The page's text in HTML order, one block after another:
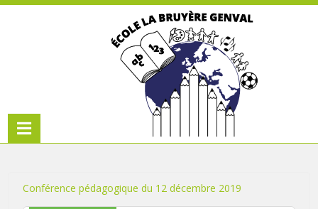
Conférence pédagogique du 12 décembre 2019